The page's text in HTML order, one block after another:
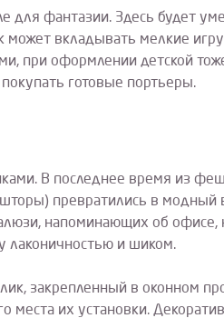
для фантазии. Здесь будет
может вкладывать мелкие
при оформлении детской
готовые портьеры.
В последнее время из
превратились в модный
напоминающих об офисе,
лаконичностью и шиком.
закрепленный в оконном
места их установки.